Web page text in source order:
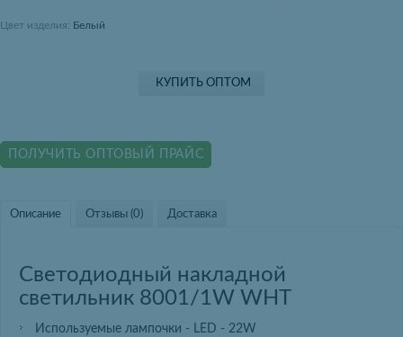
Цвет изделия: Белый
КУПИТЬ ОПТОМ
ПОЛУЧИТЬ ОПТОВЫЙ ПРАЙС
Описание Отзывы (0) Доставка
Светодиодный накладной
светильник 8001/1W WHT
Используемые лампочки - LED - 22W